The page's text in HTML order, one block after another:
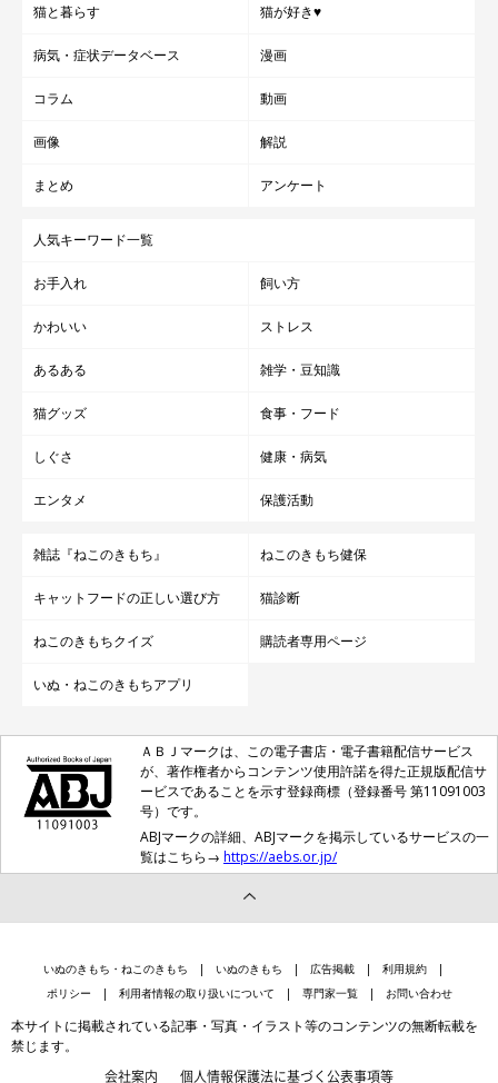
猫と暮らす 猫が好き♥
病気・症状データベース 漫画
コラム 動画
画像 解説
まとめ アンケート
人気キーワード一覧
お手入れ 飼い方
かわいい ストレス
あるある 雑学・豆知識
猫グッズ 食事・フード
しぐさ 健康・病気
エンタメ 保護活動
雑誌『ねこのきもち』 ねこのきもち健保
キャットフードの正しい選び方 猫診断
ねこのきもちクイズ 購読者専用ページ
いぬ・ねこのきもちアプリ
ＡＢＪマークは、この電子書店・電子書籍配信サービス
が、著作権者からコンテンツ使用許諾を得た正規版配信サ
ービスであることを示す登録商標（登録番号 第11091003
号）です。
ABJマークの詳細、ABJマークを掲示しているサービスの一
覧はこちら→ https://aebs.or.jp/
いぬのきもち・ねこのきもち いぬのきもち 広告掲載
利用規約
ポリシー
利用者情報の取り扱いについて 専門家一覧 お問い合わせ
本サイトに掲載されている記事・写真・イラスト等のコンテンツの無断転載を
禁じます。
会社案内 個人情報保護法に基づく公表事項等